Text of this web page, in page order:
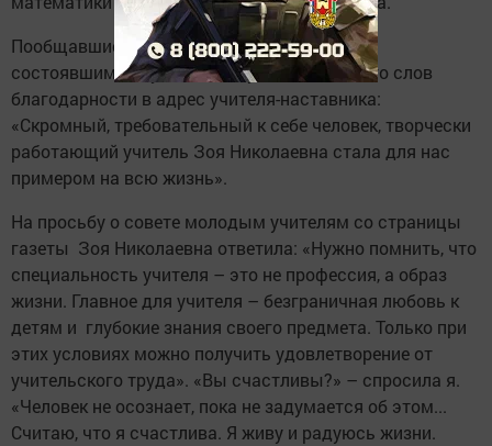
Пообщавшись с ее учениками, а сейчас уже
состоявшимися учителями, услышала много слов
благодарности в адрес учителя-наставника:
«Скромный, требовательный к себе человек, творчески
работающий учитель Зоя Николаевна стала для нас
примером на всю жизнь».
На просьбу о совете молодым учителям со страницы
газеты Зоя Николаевна ответила: «Нужно помнить, что
специальность учителя – это не профессия, а образ
жизни. Главное для учителя – безграничная любовь к
детям и глубокие знания своего предмета. Только при
этих условиях можно получить удовлетворение от
учительского труда». «Вы счастливы?» – спросила я.
«Человек не осознает, пока не задумается об этом...
Считаю, что я счастлива. Я живу и радуюсь жизни.